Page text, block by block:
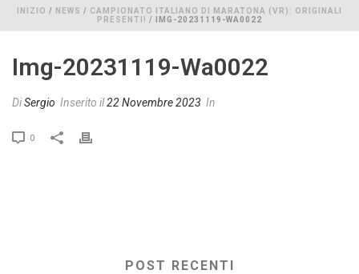
INIZIO / NEWS / CAMPIONATO ITALIANO DI MARATONA (VR): ORIGINALI
PRESENTI! / IMG-20231119-WA0022
Img-20231119-Wa0022
DiSergio Inserito il22 Novembre 2023 In
0
POST RECENTI